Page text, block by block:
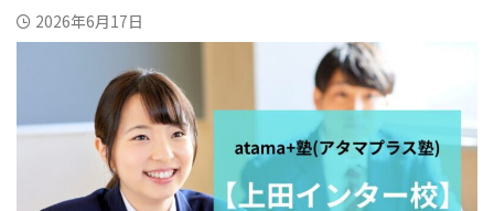
2026年6月17日